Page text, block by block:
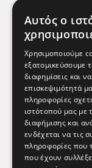
Αυτός ο
Χρησιμοποιούμε
εξατομικεύσουμε
διαφημίσεις και
επισκεψιμότητά
πληροφορίες
ιστότοπού μας με
διαφήμισης και
ενδέχεται να τις
πληροφορίες που
που έχουν